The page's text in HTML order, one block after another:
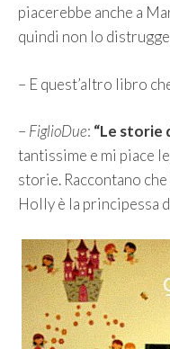
piacerebbe anche a
quindi non lo
– E quest’altro libro
– FiglioDue: “Le storie
tantissime e mi piace
storie. Raccontano
Holly è la principessa